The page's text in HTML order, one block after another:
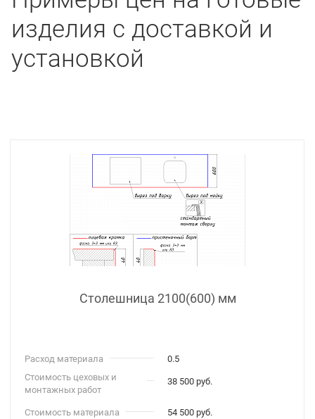
изделия с доставкой и
установкой
Столешница 2100(600) мм
Расход материала
0.5
Стоимость цеховых и
монтажных работ
38 500 руб.
Стоимость материала 54 500 руб.